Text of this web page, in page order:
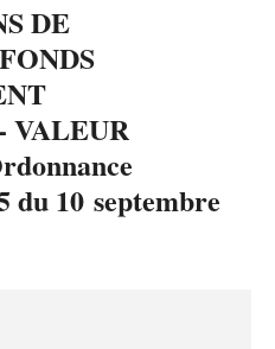
DE
VALEUR
du 10 septembre